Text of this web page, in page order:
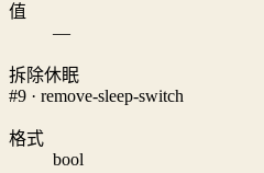
值
—
拆除休眠
#9 · remove-sleep-switch
格式
bool